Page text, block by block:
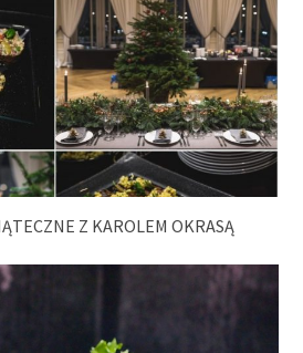
Z KAROLEM OKRASĄ